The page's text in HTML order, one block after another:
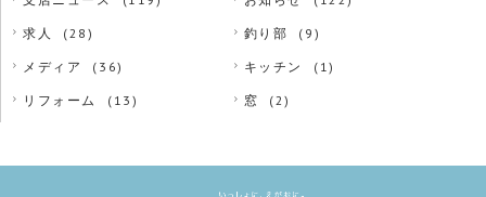
求人 (28) 釣り部 (9)
メディア (36) キッチン (1)
リフォーム (13) 窓 (2)